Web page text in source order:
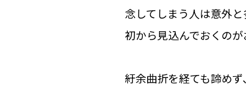
念してしまう人は意外
初から見込んでおくのが
紆余曲折を経ても諦め